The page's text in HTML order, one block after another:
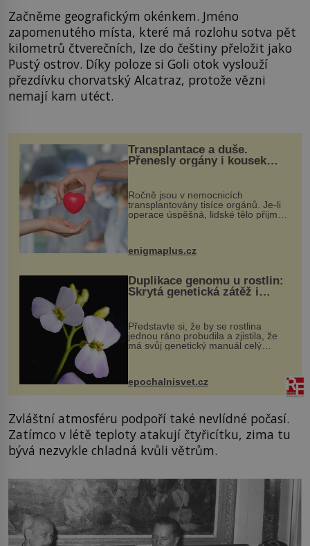
Začněme geografickým okénkem. Jméno
zapomenutého místa, které má rozlohu sotva pět
kilometrů čtverečních, lze do češtiny přeložit jako
Pustý ostrov. Díky poloze si Goli otok vyslouží
přezdívku chorvatský Alcatraz, protože vězni
nemají kam utéct.
Transplantace a duše.
Přenesly orgány i kousek
Ročně jsou v nemocnicích
transplantovány tisíce orgánů. Je-li
operace úspěšná, lidské tělo přijme
enigmaplus.cz
Duplikace genomu u rostlin:
Skrytá genetická zátěž i
Představte si, že by se rostlina
jednou ráno probudila a zjistila, že
má svůj genetický manuál celý
vstupenka...
epochalnisvet.cz
Zvláštní atmosféru podpoří také nevlídné počasí.
Zatímco v létě teploty atakují čtyřicítku, zima tu
bývá nezvykle chladná kvůli větrům.